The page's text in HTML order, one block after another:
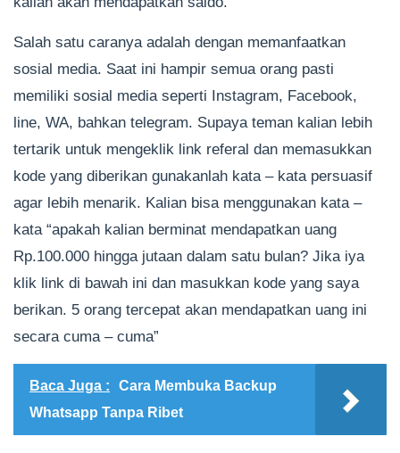
Salah satu caranya adalah dengan memanfaatkan
sosial media. Saat ini hampir semua orang pasti
memiliki sosial media seperti Instagram, Facebook,
line, WA, bahkan telegram. Supaya teman kalian lebih
tertarik untuk mengeklik link referal dan memasukkan
kode yang diberikan gunakanlah kata – kata persuasif
agar lebih menarik. Kalian bisa menggunakan kata –
kata “apakah kalian berminat mendapatkan uang
Rp.100.000 hingga jutaan dalam satu bulan? Jika iya
klik link di bawah ini dan masukkan kode yang saya
berikan. 5 orang tercepat akan mendapatkan uang ini
secara cuma – cuma”
Baca Juga :
Cara Membuka Backup
Whatsapp Tanpa Ribet